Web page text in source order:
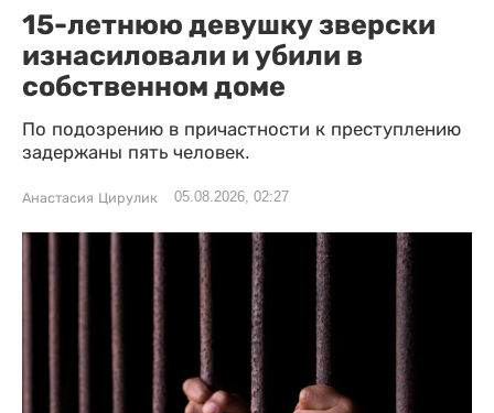
15-летнюю девушку зверски
изнасиловали и убили в
собственном доме
По подозрению в причастности к преступлению
задержаны пять человек.
Анастасия Цирулик 05.08.2026, 02:27